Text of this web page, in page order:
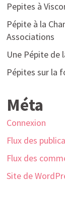
Pepites à
Pépite à la
Associations
Une Pépite de
Pépites sur la
Méta
Connexion
Flux des
Flux des
Site de